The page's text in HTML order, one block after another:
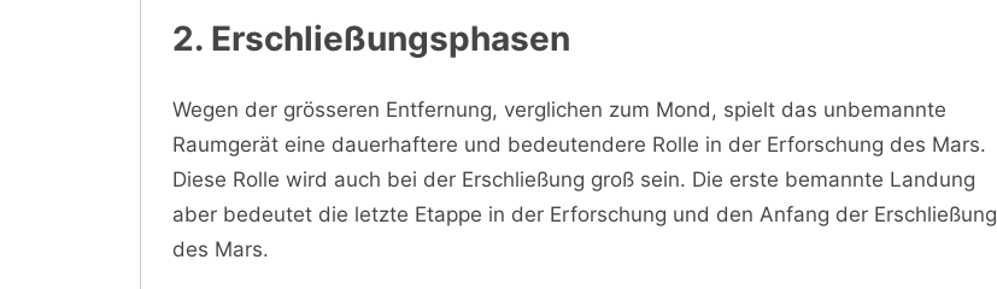
2. Erschließungsphasen
Wegen der grösseren Entfernung, verglichen zum Mond, spielt das unbemannte
Raumgerät eine dauerhaftere und bedeutendere Rolle in der Erforschung des Mars.
Diese Rolle wird auch bei der Erschließung groß sein. Die erste bemannte Landung
aber bedeutet die letzte Etappe in der Erforschung und den Anfang der Erschließung
des Mars.